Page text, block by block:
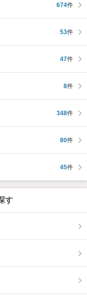
674件
53件
47件
8件
348件
80件
45件
す